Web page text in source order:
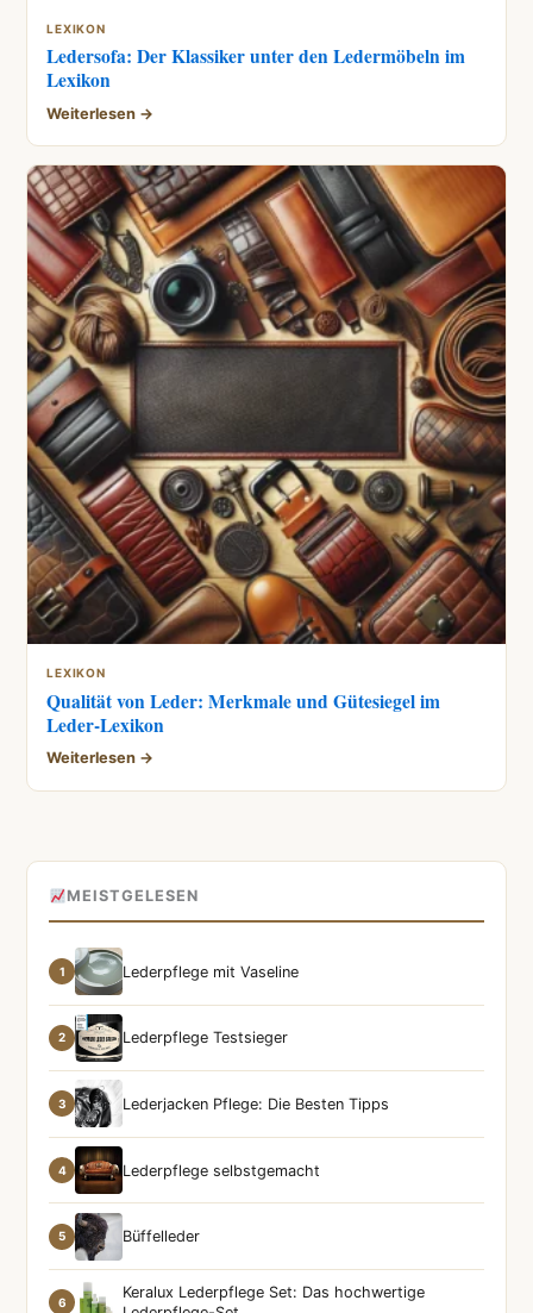
LEXIKON
Ledersofa: Der Klassiker unter den Ledermöbeln im
Lexikon
Weiterlesen →
LEXIKON
Qualität von Leder: Merkmale und Gütesiegel im
Leder-Lexikon
Weiterlesen →
MEISTGELESEN
1 Lederpflege mit Vaseline
2 Lederpflege Testsieger
3 Lederjacken Pflege: Die Besten Tipps
4 Lederpflege selbstgemacht
5 Büffelleder
6
Keralux Lederpflege Set: Das hochwertige